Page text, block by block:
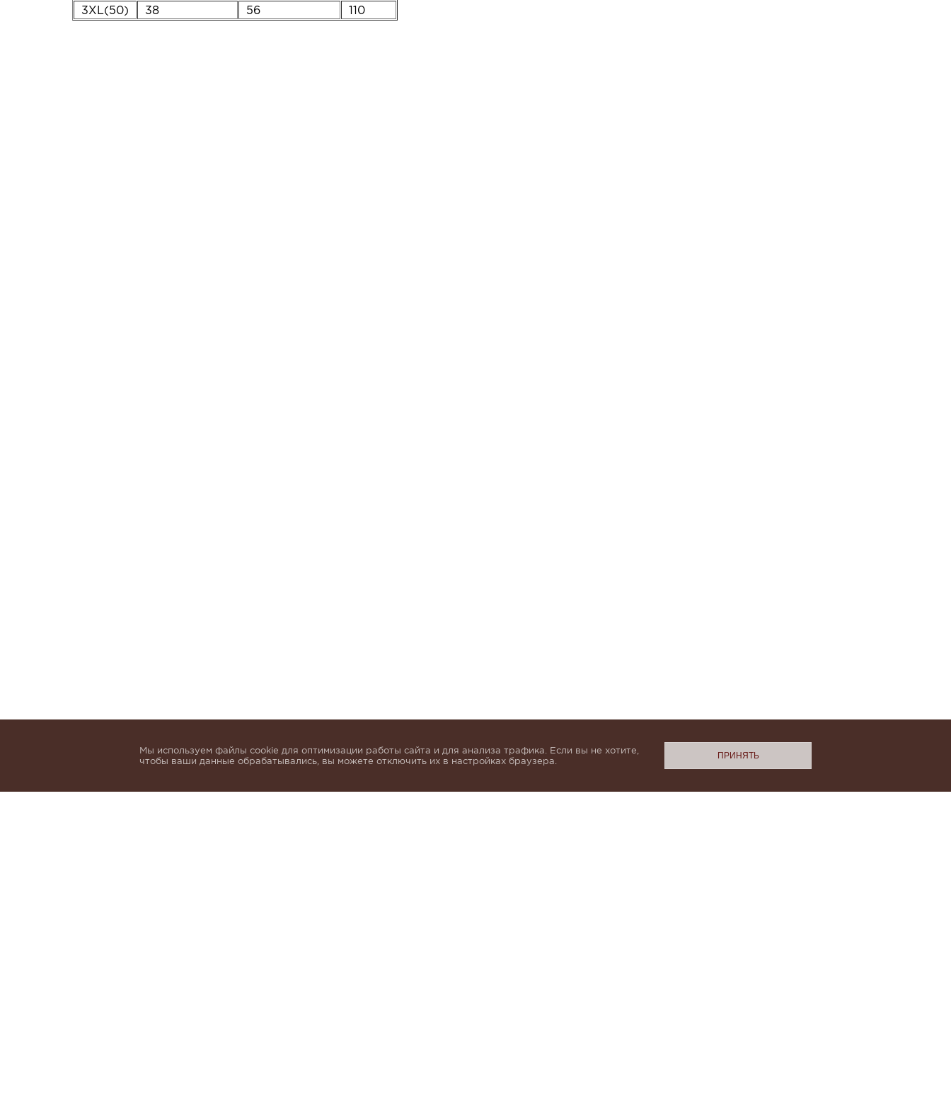
3XL(50)
38 56 110
Мы используем файлы cookie для оптимизации работы сайта и для анализа трафика. Если вы не хотите,
чтобы ваши данные обрабатывались, вы можете отключить их в настройках браузера.
ПРИНЯТЬ